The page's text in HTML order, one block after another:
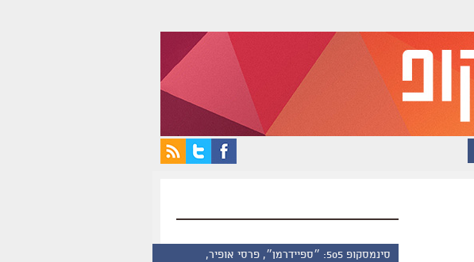
סינמסקופ 505: ״ספיידרמן״, פרסי אופיר,